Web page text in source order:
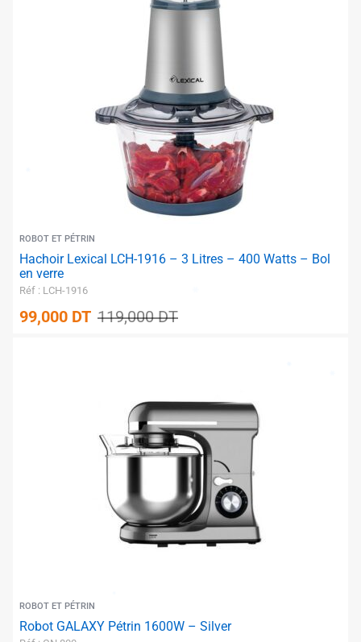
ROBOT ET PÉTRIN
Hachoir Lexical LCH-1916 – 3 Litres – 400 Watts – Bol
en verre
Réf : LCH-1916
99,000 DT 119,000DT
ROBOT ET PÉTRIN
Robot GALAXY Pétrin 1600W – Silver
✱